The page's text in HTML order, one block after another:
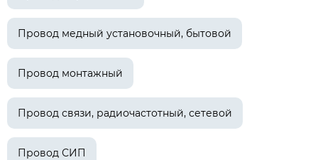
Провод медный установочный, бытовой
Провод монтажный
Провод связи, радиочастотный, сетевой
Провод СИП